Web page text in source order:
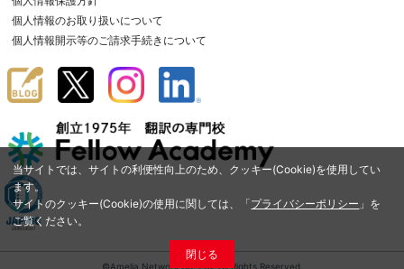
当サイトでは、サイトの利便性向上のため、クッキー(Cookie)を使用してい
ます。
サイトのクッキー(Cookie)の使用に関しては、「プライバシーポリシー 」を
ご覧ください。
閉じる
個人情報のお取り扱いについて
個人情報開示等のご請求手続きについて
©Amelia Network Co.,Ltd. All Rights Reserved.